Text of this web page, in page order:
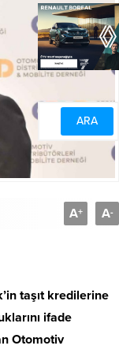
A+ A-
taşıt kredilerine
ifade
Otomotiv